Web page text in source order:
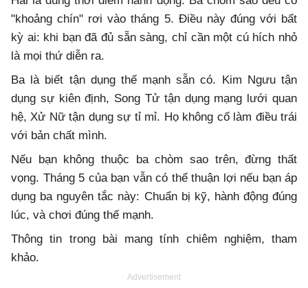
"khoảng chín" rơi vào tháng 5. Điều này đúng với bất
kỳ ai: khi bạn đã đủ sẵn sàng, chỉ cần một cú hích nhỏ
là mọi thứ diễn ra.
Ba là biết tận dụng thế mạnh sẵn có. Kim Ngưu tận
dụng sự kiên định, Song Tử tận dụng mạng lưới quan
hệ, Xử Nữ tận dụng sự tỉ mỉ. Họ không cố làm điều trái
với bản chất mình.
Nếu bạn không thuộc ba chòm sao trên, đừng thất
vọng. Tháng 5 của bạn vẫn có thể thuận lợi nếu bạn áp
dụng ba nguyên tắc này: Chuẩn bị kỹ, hành động đúng
lúc, và chơi đúng thế mạnh.
Thông tin trong bài mang tính chiêm nghiệm, tham
khảo.
Advertisement